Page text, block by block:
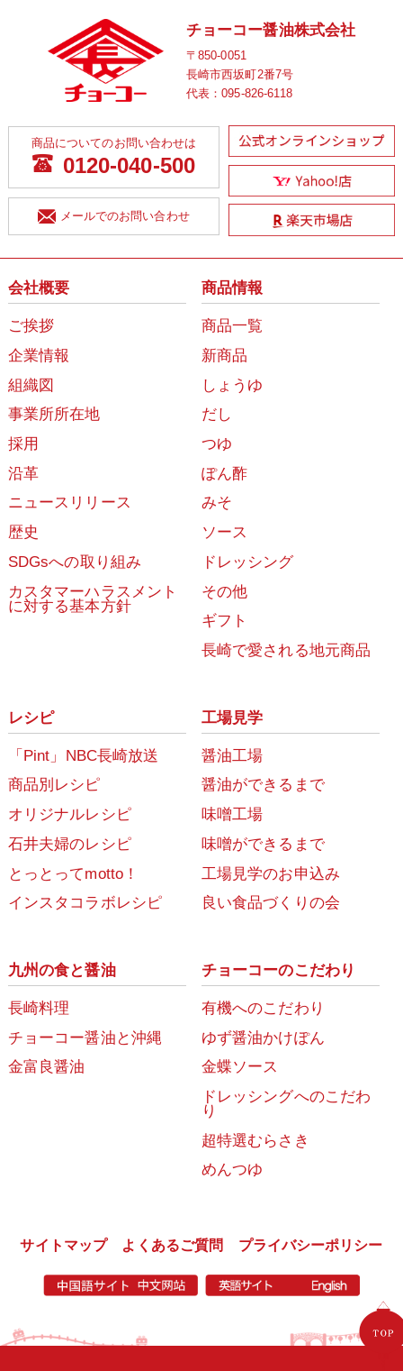
チョーコー醤油株式会社
〒850-0051
長崎市西坂町2番7号
代表：095-826-6118
商品についてのお問い合わせは
0120-040-500
メールでのお問い合わせ
会社概要
ご挨拶
企業情報
組織図
事業所所在地
採用
沿革
ニュースリリース
歴史
SDGsへの取り組み
カスタマーハラスメント
に対する基本方針
商品情報
商品一覧
新商品
しょうゆ
だし
つゆ
ぽん酢
みそ
ソース
ドレッシング
その他
ギフト
長崎で愛される地元商品
レシピ
「Pint」NBC長崎放送
商品別レシピ
オリジナルレシピ
石井夫婦のレシピ
とっとってmotto！
インスタコラボレシピ
工場見学
醤油工場
醤油ができるまで
味噌工場
味噌ができるまで
工場見学のお申込み
良い食品づくりの会
九州の食と醤油
長崎料理
チョーコー醤油と沖縄
金富良醤油
チョーコーのこだわり
有機へのこだわり
ゆず醤油かけぽん
金蝶ソース
ドレッシングへのこだわ
り
超特選むらさき
めんつゆ
サイトマップ よくあるご質問 プライバシーポリシー